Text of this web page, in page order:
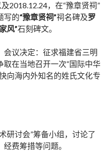
2018.12.24，在“豫章贤祠”
写的“豫章贤祠”祠名碑及罗
风”石刻碑文。
议决定：征求福建省三明
在当地召开一次“国际中华
向海内外知名的姓氏文化专
研讨会”筹备小组，讨论了
费筹措等问题。